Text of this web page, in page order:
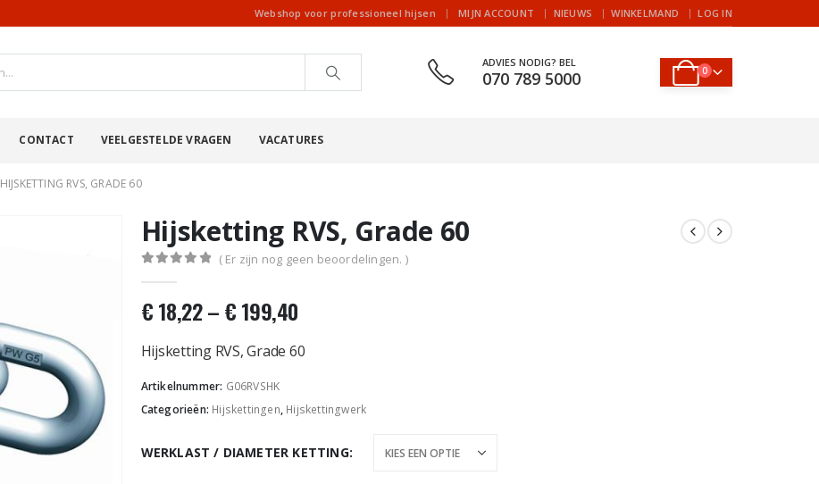
Webshop voor professioneel hijsen | MIJN ACCOUNT NIEUWS WINKELMAND LOG IN
ADVIES NODIG? BEL
070 789 5000 0
CONTACT VEELGESTELDE VRAGEN VACATURES
HIJSKETTING RVS, GRADE 60
Hijsketting RVS, Grade 60
( Er zijn nog geen beoordelingen. )
€18,22–€199,40
Hijsketting RVS, Grade 60
Artikelnummer: G06RVSHK
Categorieën: Hijskettingen, Hijskettingwerk
WERKLAST / DIAMETER KETTING